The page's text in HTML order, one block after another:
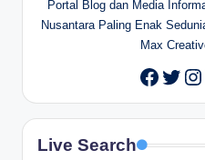
Portal Blog dan Media
Nusantara Paling Enak
Max
Live Search